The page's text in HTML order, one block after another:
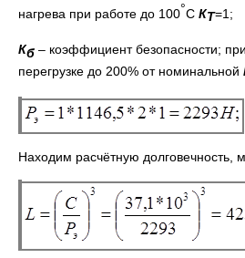
нагрева при работе до 100°С КТ=1;
Кб – коэффициент безопасности;
перегрузке до 200% от номинальной
Находим расчётную долговечность,